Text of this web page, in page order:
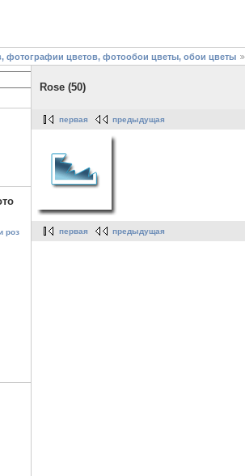
фотографии цветов, фотообои цветы, обои цветы
роз
Rose (50)
первая предыдущая
первая предыдущая